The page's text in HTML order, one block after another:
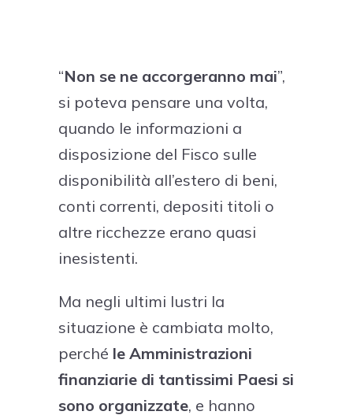
“Non se ne accorgeranno mai”,
si poteva pensare una volta,
quando le informazioni a
disposizione del Fisco sulle
disponibilità all’estero di beni,
conti correnti, depositi titoli o
altre ricchezze erano quasi
inesistenti.
Ma negli ultimi lustri la
situazione è cambiata molto,
perché le Amministrazioni
finanziarie di tantissimi Paesi si
sono organizzate, e hanno